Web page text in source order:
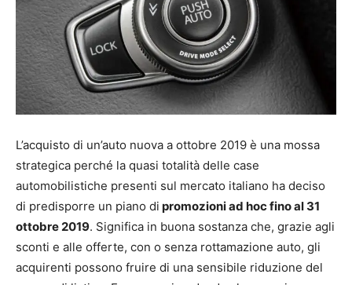
L’acquisto di un’auto nuova a ottobre 2019 è una mossa
strategica perché la quasi totalità delle case
automobilistiche presenti sul mercato italiano ha deciso
di predisporre un piano di promozioni ad hoc fino al 31
ottobre 2019. Significa in buona sostanza che, grazie agli
sconti e alle offerte, con o senza rottamazione auto, gli
acquirenti possono fruire di una sensibile riduzione del